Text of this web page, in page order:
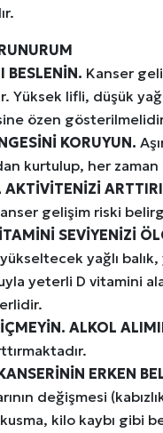
BESLENİN. Kanser
Yüksek lifli, düşük
özen
KORUYUN.
kurtulup, her
AKTİVİTENİZİ
gelişim riski
SEVİYENİZİ
yağlı
yeterli D vitamini
ALKOL
ERKEN
değişmesi
kilo kaybı gibi